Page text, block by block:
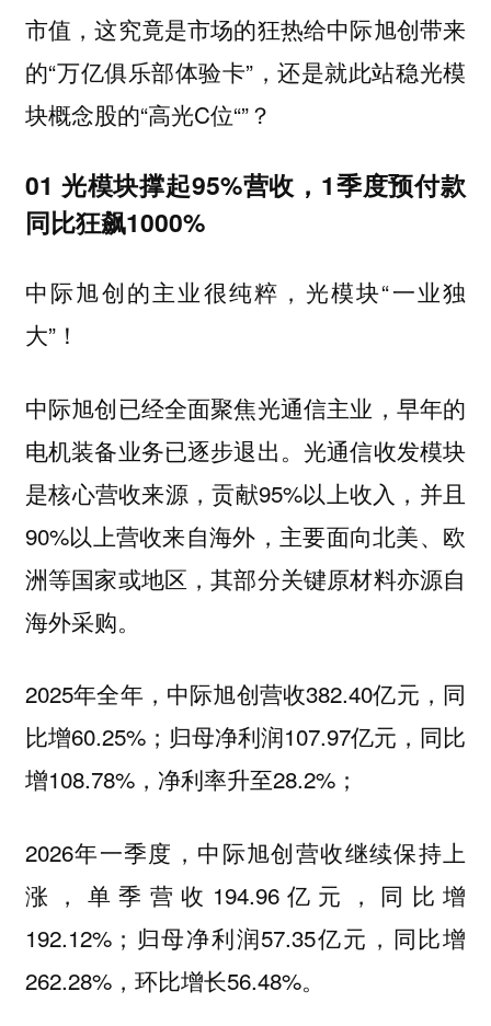
市值，这究竟是市场的狂热给中际旭创带来
的“万亿俱乐部体验卡”，还是就此站稳光模
块概念股的“高光C位“”？
01 光模块撑起95%营收，1季度预付款
同比狂飙1000%
中际旭创的主业很纯粹，光模块“一业独
大”！
中际旭创已经全面聚焦光通信主业，早年的
电机装备业务已逐步退出。光通信收发模块
是核心营收来源，贡献95%以上收入，并且
90%以上营收来自海外，主要面向北美、欧
洲等国家或地区，其部分关键原材料亦源自
海外采购。
2025年全年，中际旭创营收382.40亿元，同
比增60.25%；归母净利润107.97亿元，同比
增108.78%，净利率升至28.2%；
2026年一季度，中际旭创营收继续保持上
涨，单季营收194.96亿元，同比增
192.12%；归母净利润57.35亿元，同比增
262.28%，环比增长56.48%。